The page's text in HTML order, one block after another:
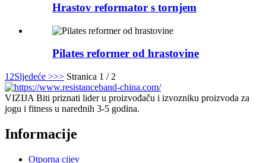
Hrastov reformator s tornjem
Pilates reformer od hrastovine
1 2Sljedeće >>> Stranica 1 / 2
VIZIJA Biti priznati lider u proizvođaču i izvozniku proizvoda za
jogu i fitness u narednih 3-5 godina.
Informacije
Otporna cijev